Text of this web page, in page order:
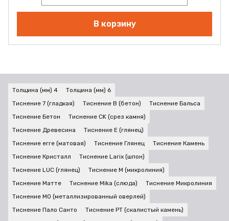
В корзину
Тиснение 7 (гладкая) Тиснение B (бетон)
Тиснение Бальса
Тиснение Бетон
Тиснение CK (срез камня)
Тиснение Древесина
Тиснение E (глянец)
Тиснение erre (матовая)
Тиснение Глянец
Тиснение Камень
Тиснение Кристалл
Тиснение Larix (шпон)
Тиснение LUC (глянец)
Тиснение M (микролиния)
Тиснение Матте
Тиснение Mika (слюда)
Тиснение Микролиния
Тиснение MO (металлизированный оверлей)
Тиснение Пало Санто
Тиснение PT (скалистый камень)
Толщина (мм) 4 Толщина (мм) 6